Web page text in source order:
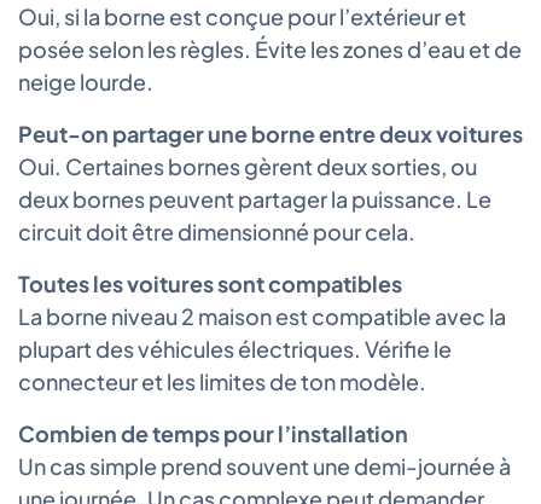
Oui, si la borne est conçue pour l’extérieur et
posée selon les règles. Évite les zones d’eau et de
neige lourde.
Peut-on partager une borne entre deux voitures
Oui. Certaines bornes gèrent deux sorties, ou
deux bornes peuvent partager la puissance. Le
circuit doit être dimensionné pour cela.
Toutes les voitures sont compatibles
La borne niveau 2 maison est compatible avec la
plupart des véhicules électriques. Vérifie le
connecteur et les limites de ton modèle.
Combien de temps pour l’installation
Un cas simple prend souvent une demi-journée à
une journée. Un cas complexe peut demander